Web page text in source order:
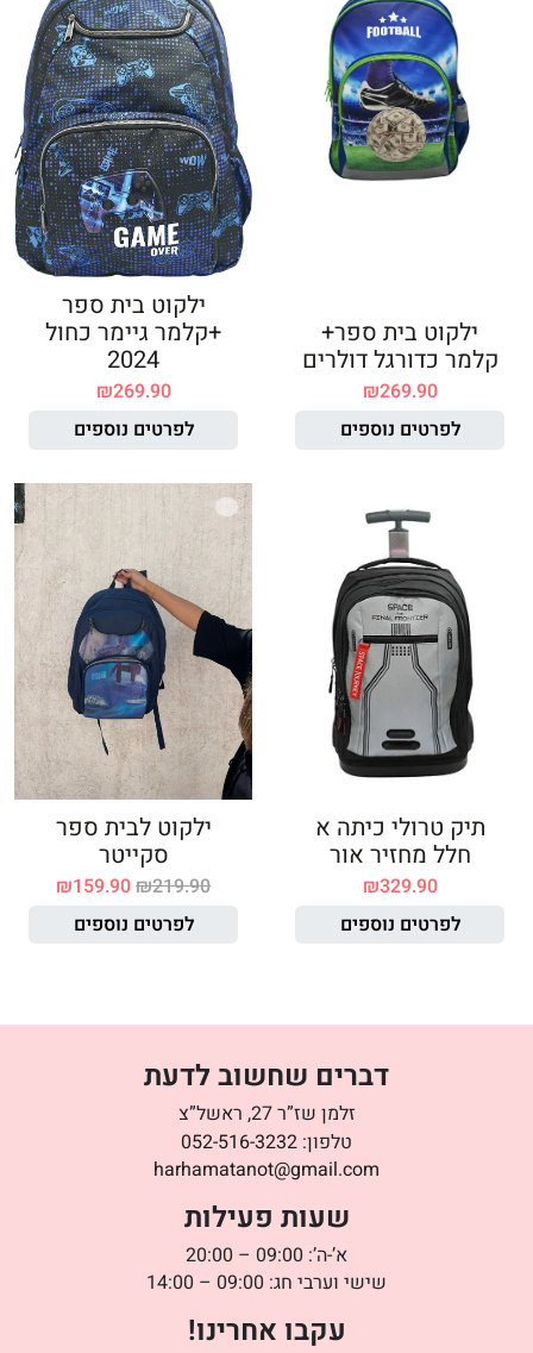
ילקוט בית ספר+
קלמר כדורגל דולרים
₪269.90
לפרטים נוספים
ילקוט בית ספר
+קלמר גיימר כחול
2024
₪269.90
לפרטים נוספים
תיק טרולי כיתה א
חלל מחזיר אור
₪329.90
לפרטים נוספים
ילקוט לבית ספר
סקייטר
₪219.90
₪159.90
לפרטים נוספים
דברים שחשוב לדעת
זלמן שז”ר 27, ראשל”צ
טלפון: 052-516-3232
harhamatanot@gmail.com
שעות פעילות
א’-ה’: 09:00 – 20:00
שישי וערבי חג: 09:00 – 14:00
עקבו אחרינו!